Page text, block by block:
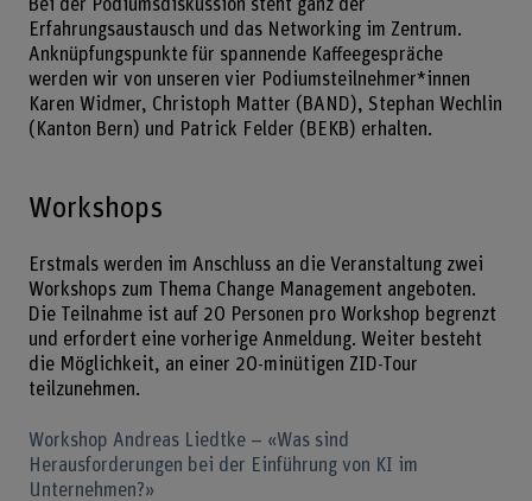
Bei der Podiumsdiskussion steht ganz der
Erfahrungsaustausch und das Networking im Zentrum.
Anknüpfungspunkte für spannende Kaffeegespräche
werden wir von unseren vier Podiumsteilnehmer*innen
Karen Widmer, Christoph Matter (BAND), Stephan Wechlin
(Kanton Bern) und Patrick Felder (BEKB) erhalten.
Workshops
Erstmals werden im Anschluss an die Veranstaltung zwei
Workshops zum Thema Change Management angeboten.
Die Teilnahme ist auf 20 Personen pro Workshop begrenzt
und erfordert eine vorherige Anmeldung. Weiter besteht
die Möglichkeit, an einer 20-minütigen ZID-Tour
teilzunehmen.
Workshop Andreas Liedtke – «Was sind
Herausforderungen bei der Einführung von KI im
Unternehmen?»